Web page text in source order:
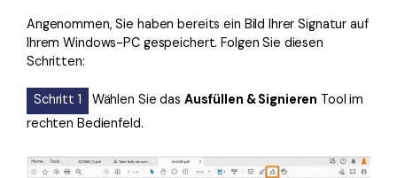
Angenommen, Sie haben bereits ein Bild Ihrer Signatur auf
Ihrem Windows-PC gespeichert. Folgen Sie diesen
Schritten:
Schritt 1 Wählen Sie das Ausfüllen & Signieren Tool im
rechten Bedienfeld.